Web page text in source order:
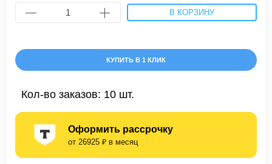
В КОРЗИНУ
КУПИТЬ В 1 КЛИК
Кол-во заказов: 10 шт.
Оформить рассрочку
от 26925 ₽ в месяц